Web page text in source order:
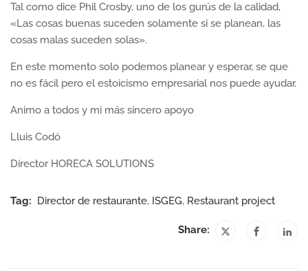
Tal como dice Phil Crosby, uno de los gurús de la calidad,
«Las cosas buenas suceden solamente si se planean, las
cosas malas suceden solas».
En este momento solo podemos planear y esperar, se que
no es fácil pero el estoicismo empresarial nos puede ayudar.
Animo a todos y mi más sincero apoyo
Lluis Codó
Director HORECA SOLUTIONS
Tag: Director de restaurante, ISGEG, Restaurant project
Share: